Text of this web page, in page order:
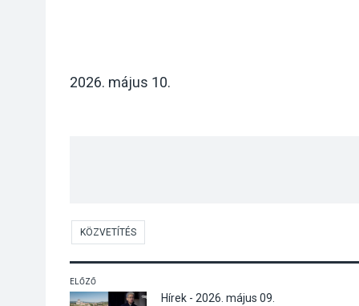
2026. május 10.
KÖZVETÍTÉS
ELŐZŐ
Hírek - 2026. május 09.